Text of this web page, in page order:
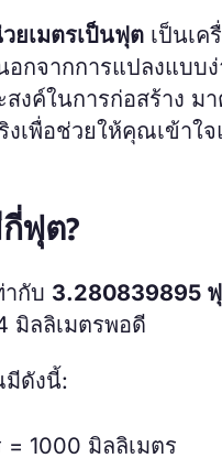
ยเมตรเป็นฟุต เป็นเ
กจากการแปลงแบบ
สงค์ในการก่อสร้าง ม
งเพื่อช่วยให้คุณเข้าใ
ฟุต?
ากับ 3.280839895
มิลลิเมตรพอดี
ดังนี้:
= 1000 มิลลิเมตร